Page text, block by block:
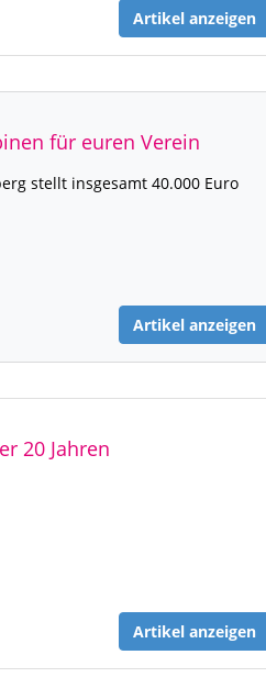
Artikel anzeigen
für euren Verein
stellt insgesamt 40.000 Euro
Artikel anzeigen
20 Jahren
Artikel anzeigen